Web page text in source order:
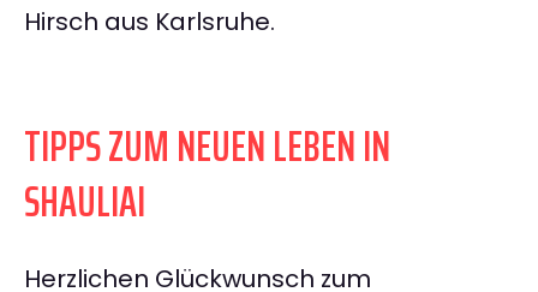
Hirsch aus Karlsruhe.
TIPPS ZUM NEUEN LEBEN IN
SHAULIAI
Herzlichen Glückwunsch zum